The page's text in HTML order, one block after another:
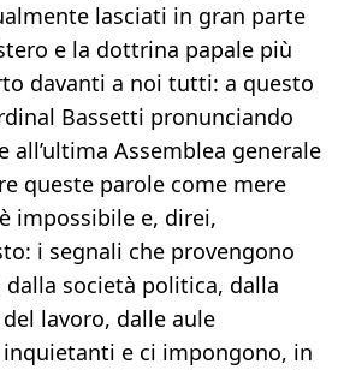
lasciati in gran parte
e la dottrina papale più
davanti a noi tutti: a questo
Bassetti pronunciando
all’ultima Assemblea generale
queste parole come mere
impossibile e, direi,
i segnali che provengono
società politica, dalla
lavoro, dalle aule
e ci impongono, in